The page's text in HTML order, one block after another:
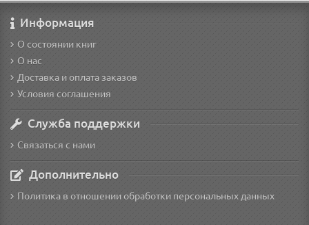
Информация
О состоянии книг
О нас
Доставка и оплата заказов
Условия соглашения
Служба поддержки
Связаться с нами
Дополнительно
Политика в отношении обработки персональных данных